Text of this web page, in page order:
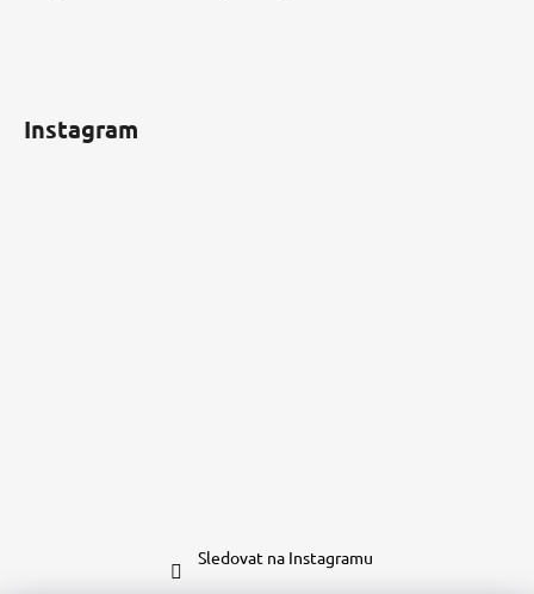
Instagram
Sledovat na Instagramu